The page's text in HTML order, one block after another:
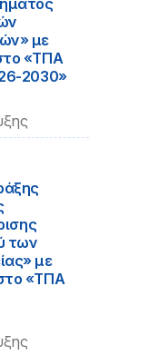
με
«ΤΠΑ
2030»
των
με
«ΤΠΑ